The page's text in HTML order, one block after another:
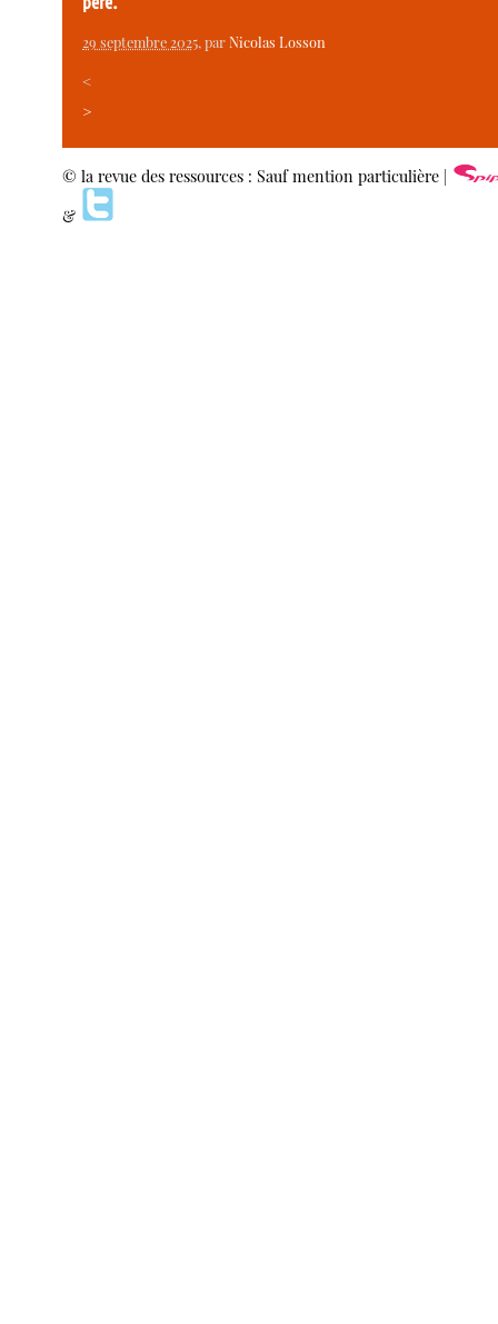
29 septembre 2025, parNicolas Losson
<
>
© la revue des ressources : Sauf mention particulière |
&